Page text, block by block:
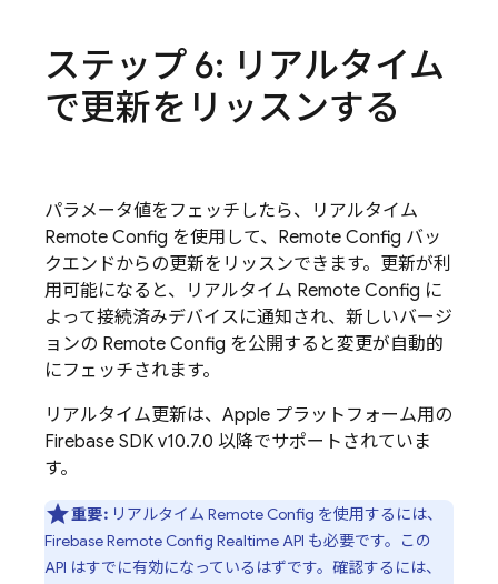
ステップ 6: リアルタイム
で更新をリッスンする
パラメータ値をフェッチしたら、リアルタイム
Remote Config を使用して、 Remote Config バッ
クエンドからの更新をリッスンできます。更新が利
用可能になると、リアルタイム Remote Config に
よって接続済みデバイスに通知され、新しいバージ
ョンの Remote Config を公開すると変更が自動的
にフェッチされます。
リアルタイム更新は、 Apple プラットフォーム用の
Firebase SDK v10.7.0 以降でサポートされていま
す。
重要:リアルタイム Remote Config を使用するには、
Firebase Remote Config Realtime API も必要です。この
API はすでに有効になっているはずです。確認するには、